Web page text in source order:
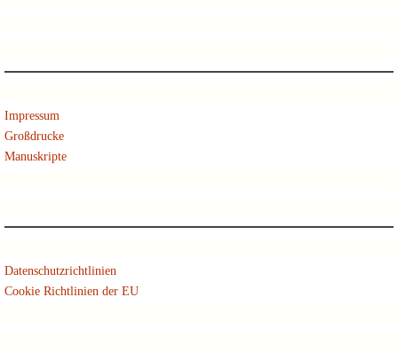
Impressum
Großdrucke
Manuskripte
Datenschutzrichtlinien
Cookie Richtlinien der EU